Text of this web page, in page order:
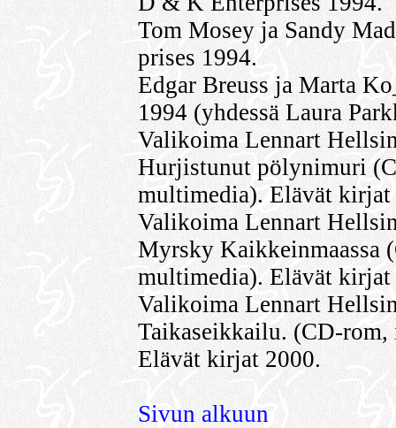
Tom Mosey ja Sandy
prises 1994.
Edgar Breuss ja Marta
1994 (yhdessä Laura
Valikoima Lennart
Hurjistunut pölynimuri
multimedia). Elävät kirjat
Valikoima Lennart
Myrsky Kaikkeinmaassa
multimedia). Elävät kirjat
Valikoima Lennart
Taikaseikkailu. (CD-
Elävät kirjat 2000.
Sivun alkuun